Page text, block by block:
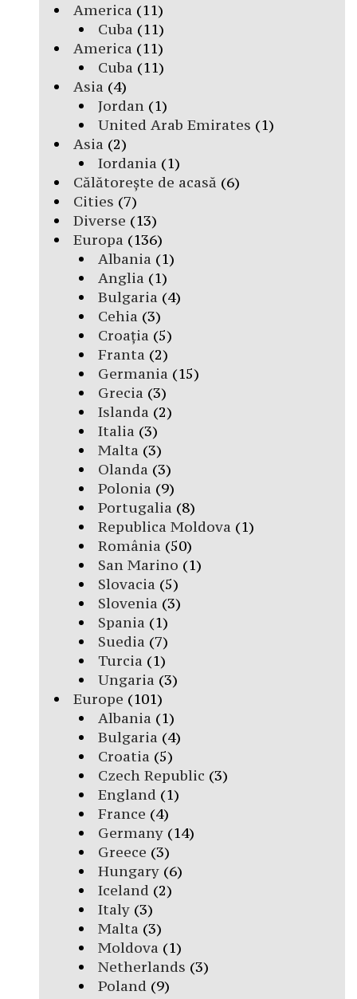
America (11)
Cuba (11)
America (11)
Cuba (11)
Asia (4)
Jordan(1)
United Arab Emirates (1)
Asia (2)
Iordania (1)
Călătorește de acasă (6)
Cities (7)
Diverse (13)
Europa (136)
Albania (1)
Anglia (1)
Bulgaria (4)
Cehia (3)
Croația (5)
Franta (2)
Germania (15)
Grecia (3)
Islanda (2)
Italia (3)
Malta (3)
Olanda (3)
Polonia (9)
Portugalia (8)
Republica Moldova (1)
România (50)
San Marino (1)
Slovacia (5)
Slovenia (3)
Spania (1)
Suedia (7)
Turcia (1)
Ungaria (3)
Europe (101)
Albania (1)
Bulgaria (4)
Croatia (5)
Czech Republic (3)
England (1)
France (4)
Germany(14)
Greece (3)
Hungary(6)
Iceland (2)
Italy(3)
Malta (3)
Moldova (1)
Netherlands (3)
Poland (9)